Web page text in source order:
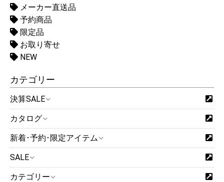
メーカー直送品
予約商品
限定品
お取り寄せ
NEW
カテゴリー
決算SALE
カタログ
新着･予約･限定アイテム
SALE
カテゴリー